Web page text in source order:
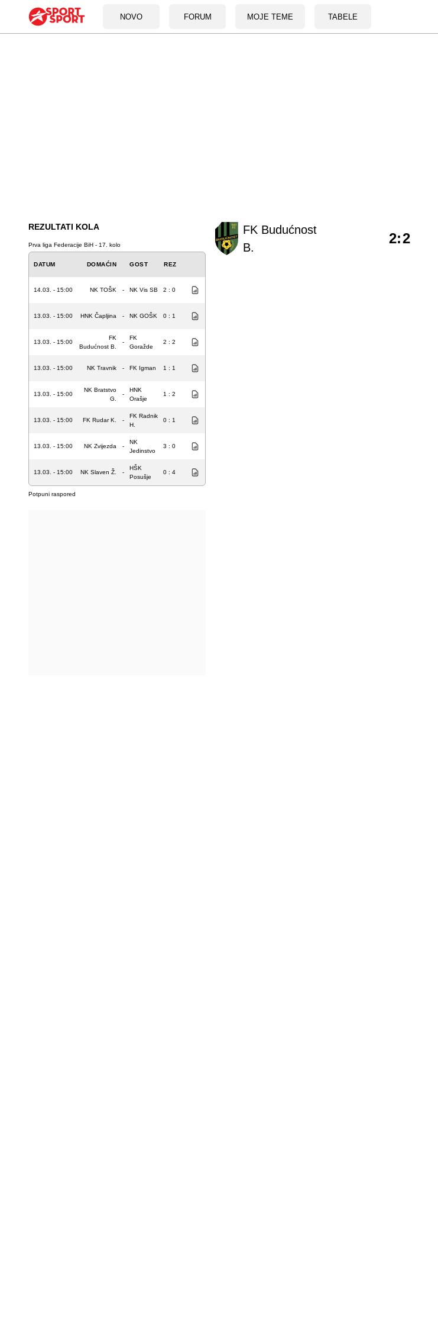
NOVO FORUM MOJE TEME TABELE
REZULTATI KOLA
Prva liga Federacije BiH - 17. kolo
DATUM DOMAĆIN GOST REZ
14.03. - 15:00 NK TOŠK - NK Vis SB 2 : 0
13.03. - 15:00 HNK Čapljina - NK GOŠK 0 : 1
13.03. - 15:00
FK
Budućnost B.
-
FK
Goražde
2 : 2
13.03. - 15:00 NK Travnik - FK Igman 1 : 1
13.03. - 15:00
NK Bratstvo
G.
-
HNK
Orašje
1 : 2
13.03. - 15:00 FK Rudar K. -
FK Radnik
H.
0 : 1
13.03. - 15:00 NK Zvijezda -
NK
Jedinstvo
3 : 0
13.03. - 15:00 NK Slaven Ž. -
HŠK
Posušje
0 : 4
Potpuni raspored
FK Budućnost
B.
2:2